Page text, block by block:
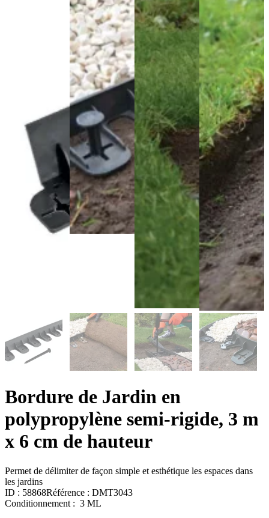
Bordure de Jardin en
polypropylène semi-rigide, 3 m
x 6 cm de hauteur
Permet de délimiter de façon simple et esthétique les espaces dans
les jardins
ID : 58868Référence : DMT3043
Conditionnement : 3 ML